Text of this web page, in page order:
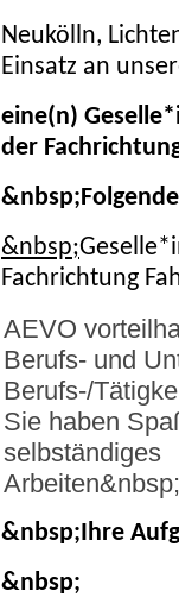
Neukölln,
Einsatz an
eine(n)
der
&nbsp;
&nbsp;
Fachrichtung
AEVO
Berufs- und
Berufs-/
Sie haben
selbständiges
&nbsp; Ihre
&nbsp;